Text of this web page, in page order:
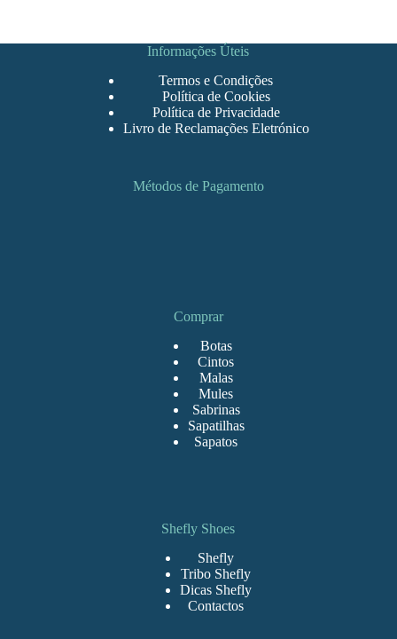
Informações Úteis
Termos e Condições
Política de Cookies
Política de Privacidade
Livro de Reclamações Eletrónico
Métodos de Pagamento
Comprar
Botas
Cintos
Malas
Mules
Sabrinas
Sapatilhas
Sapatos
Shefly Shoes
Shefly
Tribo Shefly
Dicas Shefly
Contactos